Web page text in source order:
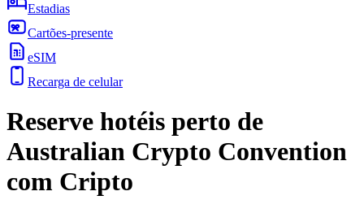
Estadias
Cartões-presente
eSIM
Recarga de celular
Reserve hotéis perto de
Australian Crypto Convention
com Cripto